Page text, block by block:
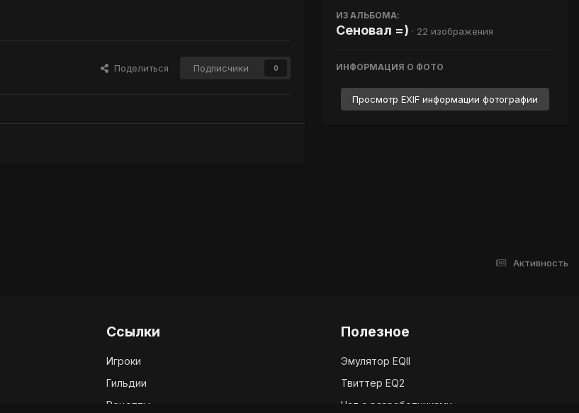
Поделиться Подписчики 0
ИЗ АЛЬБОМА:
Сеновал =) · 22 изображения
ИНФОРМАЦИЯ О ФОТО
Просмотр EXIF информации фотографии
Активность
Ссылки
Игроки
Гильдии
Рецепты
Полезное
Эмулятор EQII
Твиттер EQ2
Чат с разработчиками